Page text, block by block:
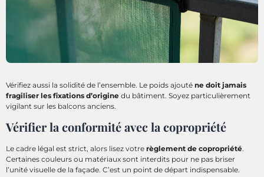
Vérifiez aussi la solidité de l’ensemble. Le poids ajouté ne doit jamais
fragiliser les fixations d’origine du bâtiment. Soyez particulièrement
vigilant sur les balcons anciens.
Vérifier la conformité avec la copropriété
Le cadre légal est strict, alors lisez votre règlement de copropriété.
Certaines couleurs ou matériaux sont interdits pour ne pas briser
l’unité visuelle de la façade. C’est un point de départ indispensable.